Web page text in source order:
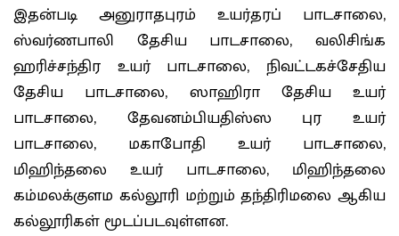
இதன்படி அனுராதபுரம் உயர்தரப் பாடசாலை,
ஸ்வர்ணபாலி தேசிய பாடசாலை, வலிசிங்க
ஹரிச்சந்திர உயர் பாடசாலை, நிவட்டகச்சேதிய
தேசிய பாடசாலை, ஸாஹிரா தேசிய உயர்
பாடசாலை, தேவனம்பியதிஸ்ஸ புர உயர்
பாடசாலை, மகாபோதி உயர் பாடசாலை,
மிஹிந்தலை உயர் பாடசாலை, மிஹிந்தலை
கம்மலக்குளம கல்லூரி மற்றும் தந்திரிமலை ஆகிய
கல்லூரிகள் மூடப்படவுள்ளன.